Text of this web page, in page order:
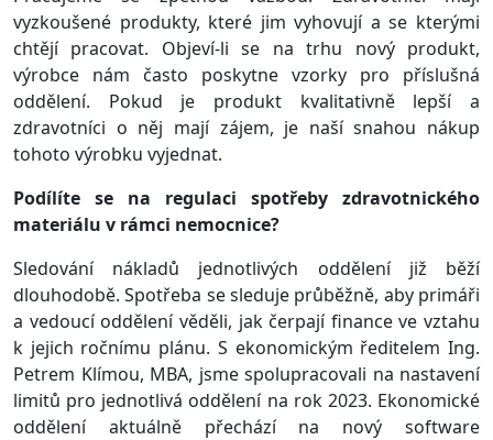
vyzkoušené produkty, které jim vyhovují a se kterými
chtějí pracovat. Objeví-li se na trhu nový produkt,
výrobce nám často poskytne vzorky pro příslušná
oddělení. Pokud je produkt kvalitativně lepší a
zdravotníci o něj mají zájem, je naší snahou nákup
tohoto výrobku vyjednat.
Podílíte se na regulaci spotřeby zdravotnického
materiálu v rámci nemocnice?
Sledování nákladů jednotlivých oddělení již běží
dlouhodobě. Spotřeba se sleduje průběžně, aby primáři
a vedoucí oddělení věděli, jak čerpají finance ve vztahu
k jejich ročnímu plánu. S ekonomickým ředitelem Ing.
Petrem Klímou, MBA, jsme spolupracovali na nastavení
limitů pro jednotlivá oddělení na rok 2023. Ekonomické
oddělení aktuálně přechází na nový software